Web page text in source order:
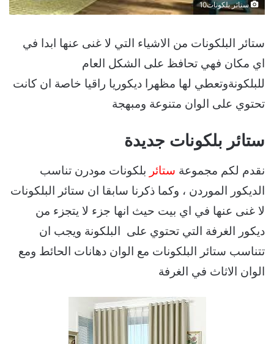
ستائر بلكونات10
ستائر البلكونات من الاشياء التي لا غنى عنها ابدا في
اي مكان فهي تحافظ على الشكل العام
للبلكونةوتعطي لها مظهرا ديكوريا راقيا خاصة ان كانت
تحتوي على الوان متنوعة ومبهجة
ستائر بلكونات جديدة
نقدم لكم مجموعة ستائر بلكونات مودرن تناسب
الديكور الموردن ، وكما ذكرنا سابقا ان ستائر البلكونات
لا غنى عنها في اي بيت حيث انها جزء لا يتجزء من
ديكور الغرفة التي تحتوي على البلكونة ويجب ان
تتناسب ستائر البلكونات مع الوان دهانات الحائط ومع
الوان الاثاث في الغرفة